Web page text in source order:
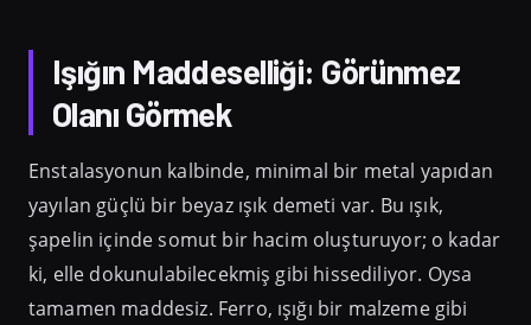
Işığın Maddeselliği: Görünmez
Olanı Görmek
Enstalasyonun kalbinde, minimal bir metal yapıdan
yayılan güçlü bir beyaz ışık demeti var. Bu ışık,
şapelin içinde somut bir hacim oluşturuyor; o kadar
ki, elle dokunulabilecekmiş gibi hissediliyor. Oysa
tamamen maddesiz. Ferro, ışığı bir malzeme gibi